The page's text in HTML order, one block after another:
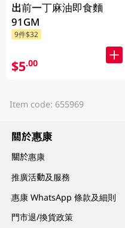
出前一丁麻油即食麵
91GM
9件$32
$5.00
Item code: 655969
關於惠康
關於惠康
推廣活動及服務
惠康 WhatsApp 條款及細則
門市退/換貨政策